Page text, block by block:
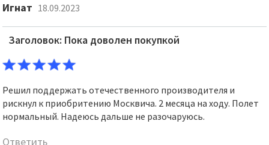
Игнат 18.09.2023
Заголовок: Пока доволен покупкой
Решил поддержать отечественного производителя и
рискнул к приобритению Москвича. 2 месяца на ходу. Полет
нормальный. Надеюсь дальше не разочаруюсь.
Ответить